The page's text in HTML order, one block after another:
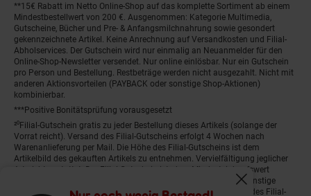
Fenster
**15€ Rabatt im Netto Online-Shop auf das komplette Sortiment ab einem
Mindestbestellwert von 200 €. Ausgenommen: Kategorie Multimedia,
Gutscheine, Bücher und Pre- & Anfangsmilchnahrung sowie gesondert
gekennzeichnete Artikel. Keine Anrechnung auf Versandkosten und Filial-
Abholservices. Der Gutschein wird nur einmalig an Neuanmelder für den
Online-Shop-Newsletter versendet. Nur online einlösbar. Nur ein Gutschein
pro Person und Bestellung. Restbeträge werden nicht ausgezahlt. Nicht mit
anderen Aktionsvorteilen (PAYBACK oder sonstige Shop-Aktionen)
kombinierbar.
***Positive Bonitätsprüfung vorausgesetzt
²⁰Filial-Gutschein gratis zu jeder Bestellung dieses Artikels (solange der
Vorrat reicht). Versand des Filial-Gutscheins erfolgt 4 Wochen nach
Warenanlieferung per Mail. Die Höhe des Filial-Gutscheins ist dem
Artikelbild des gekauften Artikels zu entnehmen. Vervielfältigung jeglicher
Art nicht gestattet. Der Filial-Gutschein ist ohne Mindesteinkaufswert
einlösbar. Nicht mit anderen Aktionsvorteilen (PAYBACK oder sonstige
Shop-Aktionen) kombinierbar. Der jeweilige Gültigkeitszeitraum des Filial-